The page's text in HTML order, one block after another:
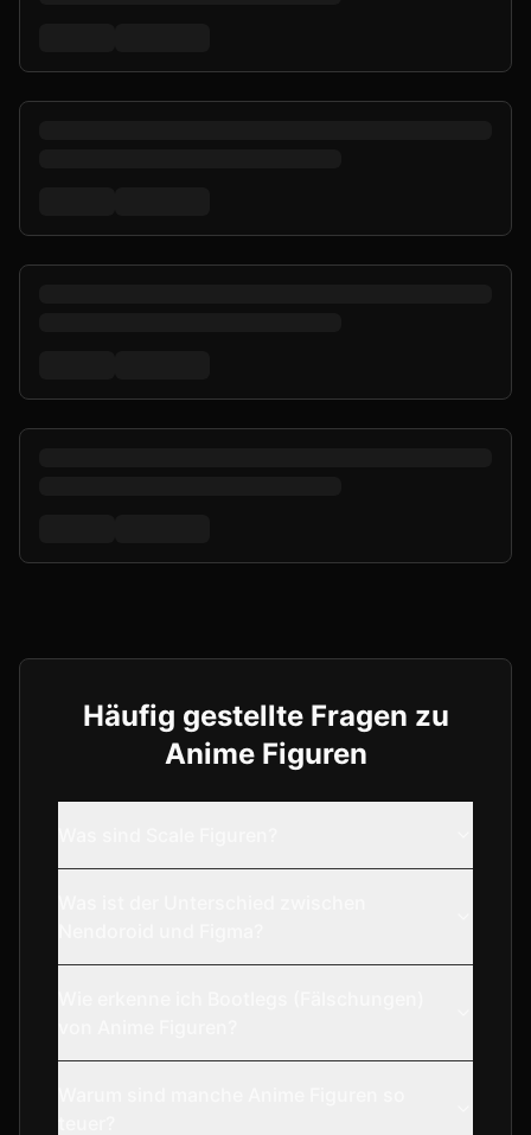
Häufig gestellte Fragen zu
Anime Figuren